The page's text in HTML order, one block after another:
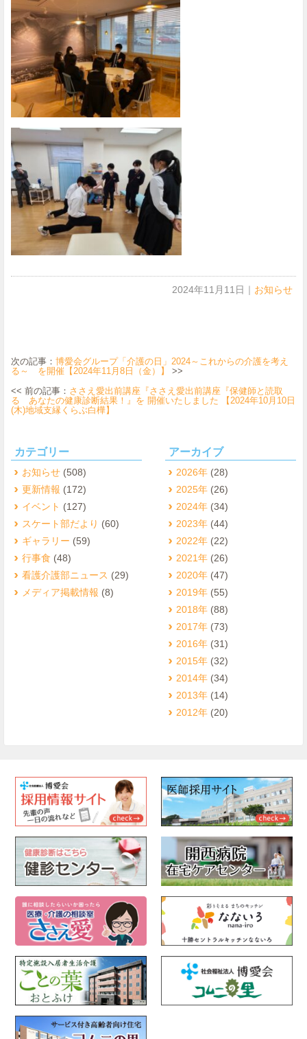
2024年11月11日 ｜ お知らせ
次の記事： 博愛会グループ「介護の日」2024～これからの介護を考え
る～ を開催【2024年11月8日（金）】
>>
<< 前の記事： ささえ愛出前講座『ささえ愛出前講座『保健師と読取
る あなたの健康診断結果！』を 開催いたしました 【2024年10月10日
(木)地域支縁くらぶ白樺】
カテゴリー
お知らせ (508)
更新情報 (172)
イベント (127)
スケート部だより (60)
ギャラリー (59)
行事食 (48)
看護介護部ニュース (29)
メディア掲載情報 (8)
アーカイブ
2026年(28)
2025年(26)
2024年(34)
2023年(44)
2022年(22)
2021年(26)
2020年(47)
2019年(55)
2018年(88)
2017年(73)
2016年(31)
2015年(32)
2014年(34)
2013年(14)
2012年(20)